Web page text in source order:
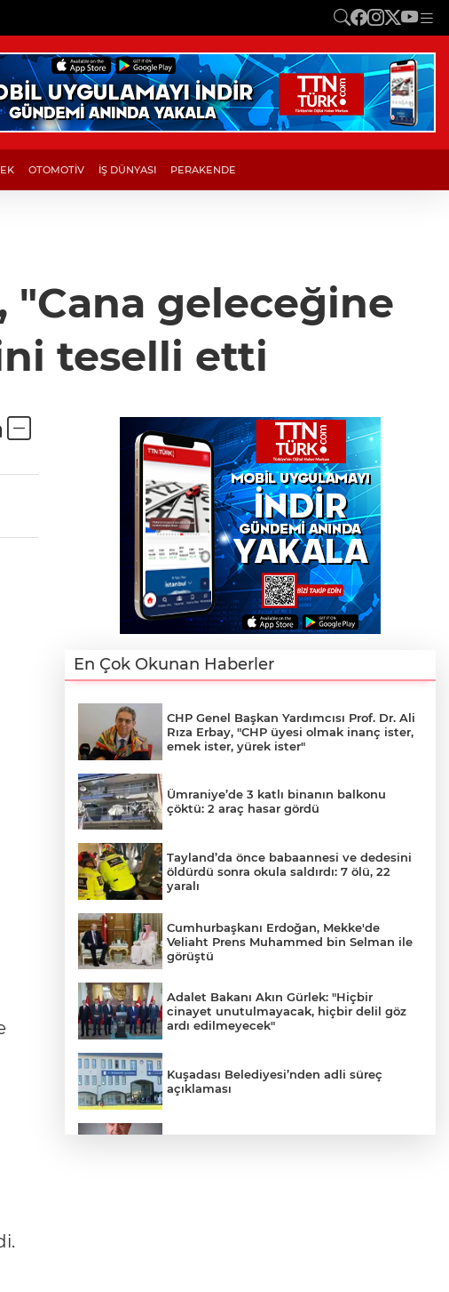
OTOMOTİV İŞ DÜNYASI PERAKENDE
geleceğine
teselli etti
En Çok Okunan Haberler
CHP Genel Başkan Yardımcısı Prof. Dr. Ali
Rıza Erbay, "CHP üyesi olmak inanç ister,
emek ister, yürek ister"
Ümraniye’de 3 katlı binanın balkonu
çöktü: 2 araç hasar gördü
Tayland’da önce babaannesi ve dedesini
öldürdü sonra okula saldırdı: 7 ölü, 22
yaralı
Cumhurbaşkanı Erdoğan, Mekke'de
Veliaht Prens Muhammed bin Selman ile
görüştü
Adalet Bakanı Akın Gürlek: "Hiçbir
cinayet unutulmayacak, hiçbir delil göz
ardı edilmeyecek"
Kuşadası Belediyesi’nden adli süreç
açıklaması